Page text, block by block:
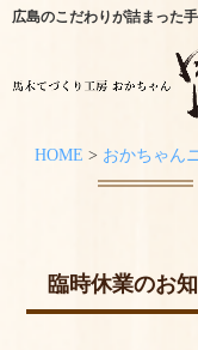
ホーム
オンラ
広島のこだわりが詰まった
HOME > おかちゃん
臨時休業のお